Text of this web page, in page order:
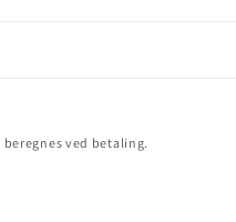
beregnes ved betaling.